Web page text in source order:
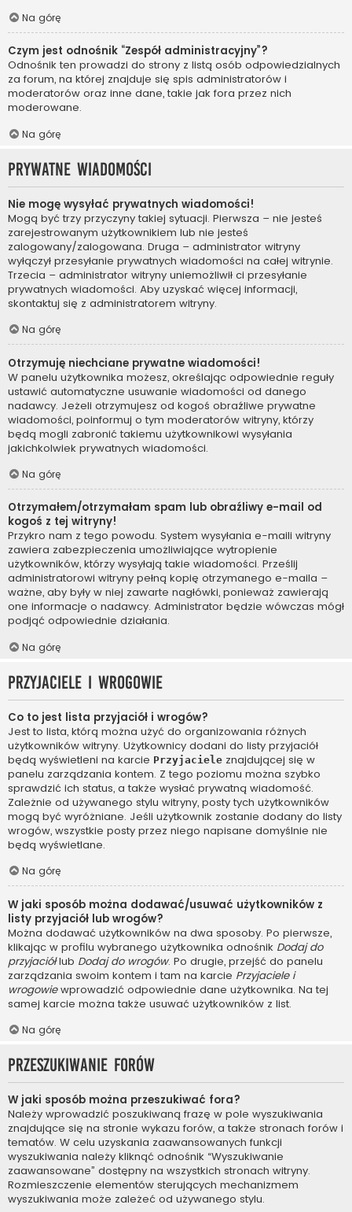
Na górę
Czym jest odnośnik “Zespół administracyjny”?
Odnośnik ten prowadzi do strony z listą osób odpowiedzialnych
za forum, na której znajduje się spis administratorów i
moderatorów oraz inne dane, takie jak fora przez nich
moderowane.
Na górę
Prywatne wiadomości
Nie mogę wysyłać prywatnych wiadomości!
Mogą być trzy przyczyny takiej sytuacji. Pierwsza – nie jesteś
zarejestrowanym użytkownikiem lub nie jesteś
zalogowany/zalogowana. Druga – administrator witryny
wyłączył przesyłanie prywatnych wiadomości na całej witrynie.
Trzecia – administrator witryny uniemożliwił ci przesyłanie
prywatnych wiadomości. Aby uzyskać więcej informacji,
skontaktuj się z administratorem witryny.
Na górę
Otrzymuję niechciane prywatne wiadomości!
W panelu użytkownika możesz, określając odpowiednie reguły
ustawić automatyczne usuwanie wiadomości od danego
nadawcy. Jeżeli otrzymujesz od kogoś obraźliwe prywatne
wiadomości, poinformuj o tym moderatorów witryny, którzy
będą mogli zabronić takiemu użytkownikowi wysyłania
jakichkolwiek prywatnych wiadomości.
Na górę
Otrzymałem/otrzymałam spam lub obraźliwy e-mail od
kogoś z tej witryny!
Przykro nam z tego powodu. System wysyłania e-maili witryny
zawiera zabezpieczenia umożliwiające wytropienie
użytkowników, którzy wysyłają takie wiadomości. Prześlij
administratorowi witryny pełną kopię otrzymanego e-maila –
ważne, aby były w niej zawarte nagłówki, ponieważ zawierają
one informacje o nadawcy. Administrator będzie wówczas mógł
podjąć odpowiednie działania.
Na górę
Przyjaciele i wrogowie
Co to jest lista przyjaciół i wrogów?
Jest to lista, którą można użyć do organizowania różnych
użytkowników witryny. Użytkownicy dodani do listy przyjaciół
będą wyświetleni na karcie Przyjaciele znajdującej się w
panelu zarządzania kontem. Z tego poziomu można szybko
sprawdzić ich status, a także wysłać prywatną wiadomość.
Zależnie od używanego stylu witryny, posty tych użytkowników
mogą być wyróżniane. Jeśli użytkownik zostanie dodany do listy
wrogów, wszystkie posty przez niego napisane domyślnie nie
będą wyświetlane.
Na górę
W jaki sposób można dodawać/usuwać użytkowników z
listy przyjaciół lub wrogów?
Można dodawać użytkowników na dwa sposoby. Po pierwsze,
klikając w profilu wybranego użytkownika odnośnik Dodaj do
przyjaciółlub Dodaj do wrogów. Po drugie, przejść do panelu
zarządzania swoim kontem i tam na karcie Przyjaciele i
wrogowiewprowadzić odpowiednie dane użytkownika. Na tej
samej karcie można także usuwać użytkowników z list.
Na górę
Przeszukiwanie forów
W jaki sposób można przeszukiwać fora?
Należy wprowadzić poszukiwaną frazę w pole wyszukiwania
znajdujące się na stronie wykazu forów, a także stronach forów i
tematów. W celu uzyskania zaawansowanych funkcji
wyszukiwania należy kliknąć odnośnik “Wyszukiwanie
zaawansowane” dostępny na wszystkich stronach witryny.
Rozmieszczenie elementów sterujących mechanizmem
wyszukiwania może zależeć od używanego stylu.